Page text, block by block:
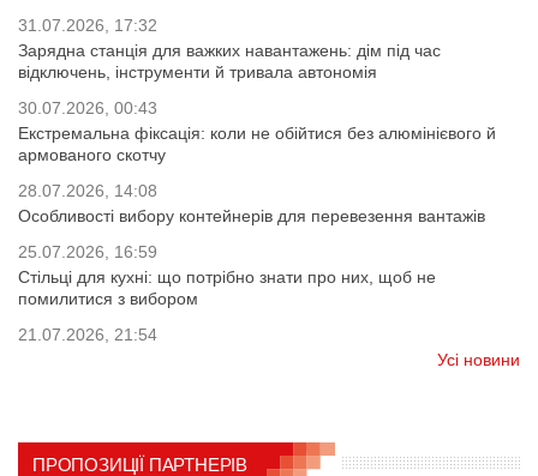
31.07.2026, 17:32
Зарядна станція для важких навантажень: дім під час
відключень, інструменти й тривала автономія
30.07.2026, 00:43
Екстремальна фіксація: коли не обійтися без алюмінієвого й
армованого скотчу
28.07.2026, 14:08
Особливості вибору контейнерів для перевезення вантажів
25.07.2026, 16:59
Стільці для кухні: що потрібно знати про них, щоб не
помилитися з вибором
21.07.2026, 21:54
Усі новини
ПРОПОЗИЦІЇ ПАРТНЕРІВ